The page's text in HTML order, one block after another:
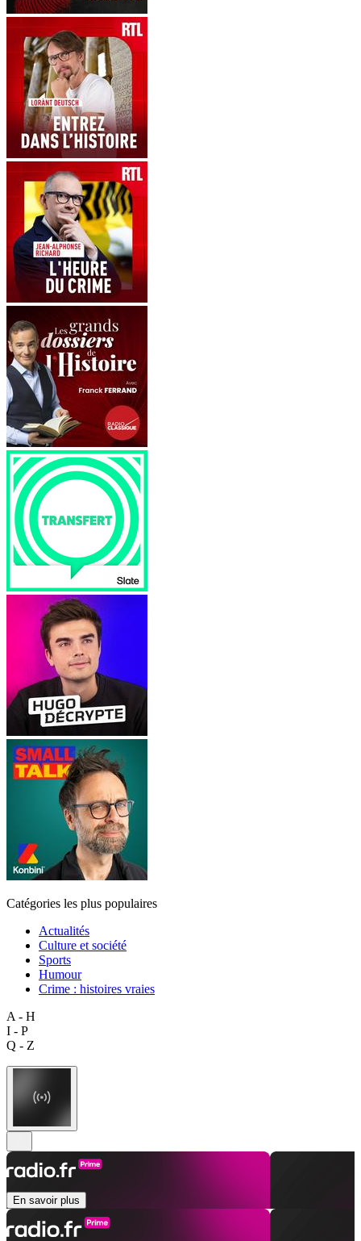
Catégories les plus populaires
Actualités
Culture et société
Sports
Humour
Crime : histoires vraies
A - H
I - P
Q - Z
En savoir plus